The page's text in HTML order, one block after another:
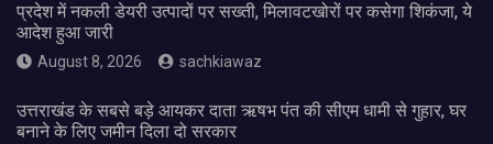
प्रदेश में नकली डेयरी उत्पादों पर सख्ती, मिलावटखोरों पर कसेगा शिकंजा, ये
आदेश हुआ जारी
August 8, 2026 sachkiawaz
उत्तराखंड के सबसे बड़े आयकर दाता ऋषभ पंत की सीएम धामी से गुहार, घर
बनाने के लिए जमीन दिला दो सरकार